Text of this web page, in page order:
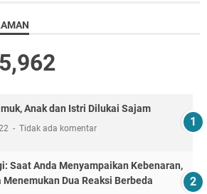
Anak dan Istri Dilukai Sajam
Tidak ada komentar
Saat Anda Menyampaikan Kebenaran,
Menemukan Dua Reaksi Berbeda